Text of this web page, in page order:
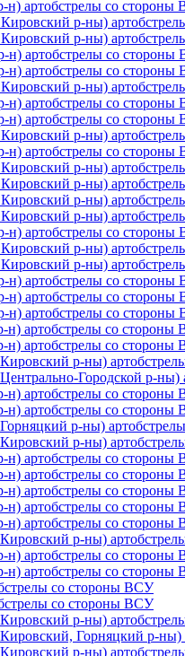
н) артобстрелы со стороны
р-ны)
р-ны)
н) артобстрелы со
н) артобстрелы со
р-ны)
н) артобстрелы со
н) артобстрелы со
р-ны)
н) артобстрелы со
р-ны)
р-ны)
р-ны)
р-ны)
н) артобстрелы со
р-ны)
р-ны)
н) артобстрелы со
н) артобстрелы со
н) артобстрелы со
н) артобстрелы со стороны
н) артобстрелы со стороны
р-ны)
Городской р-
н) артобстрелы со стороны
н) артобстрелы со стороны
р-ны)
р-ны)
н) артобстрелы со стороны
н) артобстрелы со стороны
н) артобстрелы со стороны
н) артобстрелы со стороны
н) артобстрелы со стороны
р-ны)
н) артобстрелы со стороны
н) артобстрелы со стороны
со стороны ВСУ
со стороны ВСУ
р-ны)
Горняцкий р-
р-ны)